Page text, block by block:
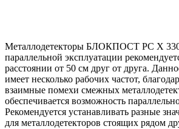
Металлодетекторы БЛОКПОСТ РС X
параллельной эксплуатации
расстоянии от 50 см друг от друга.
имеет несколько рабочих частот,
взаимные помехи смежных
обеспечивается возможность
Рекомендуется устанавливать разные
для металлодетекторов стоящих рядом